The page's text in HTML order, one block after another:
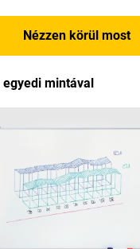
Nézzen körül most
mintával